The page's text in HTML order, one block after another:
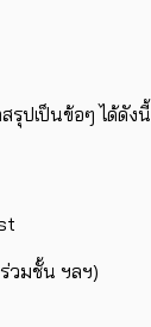
รุปเป็นข้อๆ ได้ดังนี้
วมชั้น ฯลฯ)